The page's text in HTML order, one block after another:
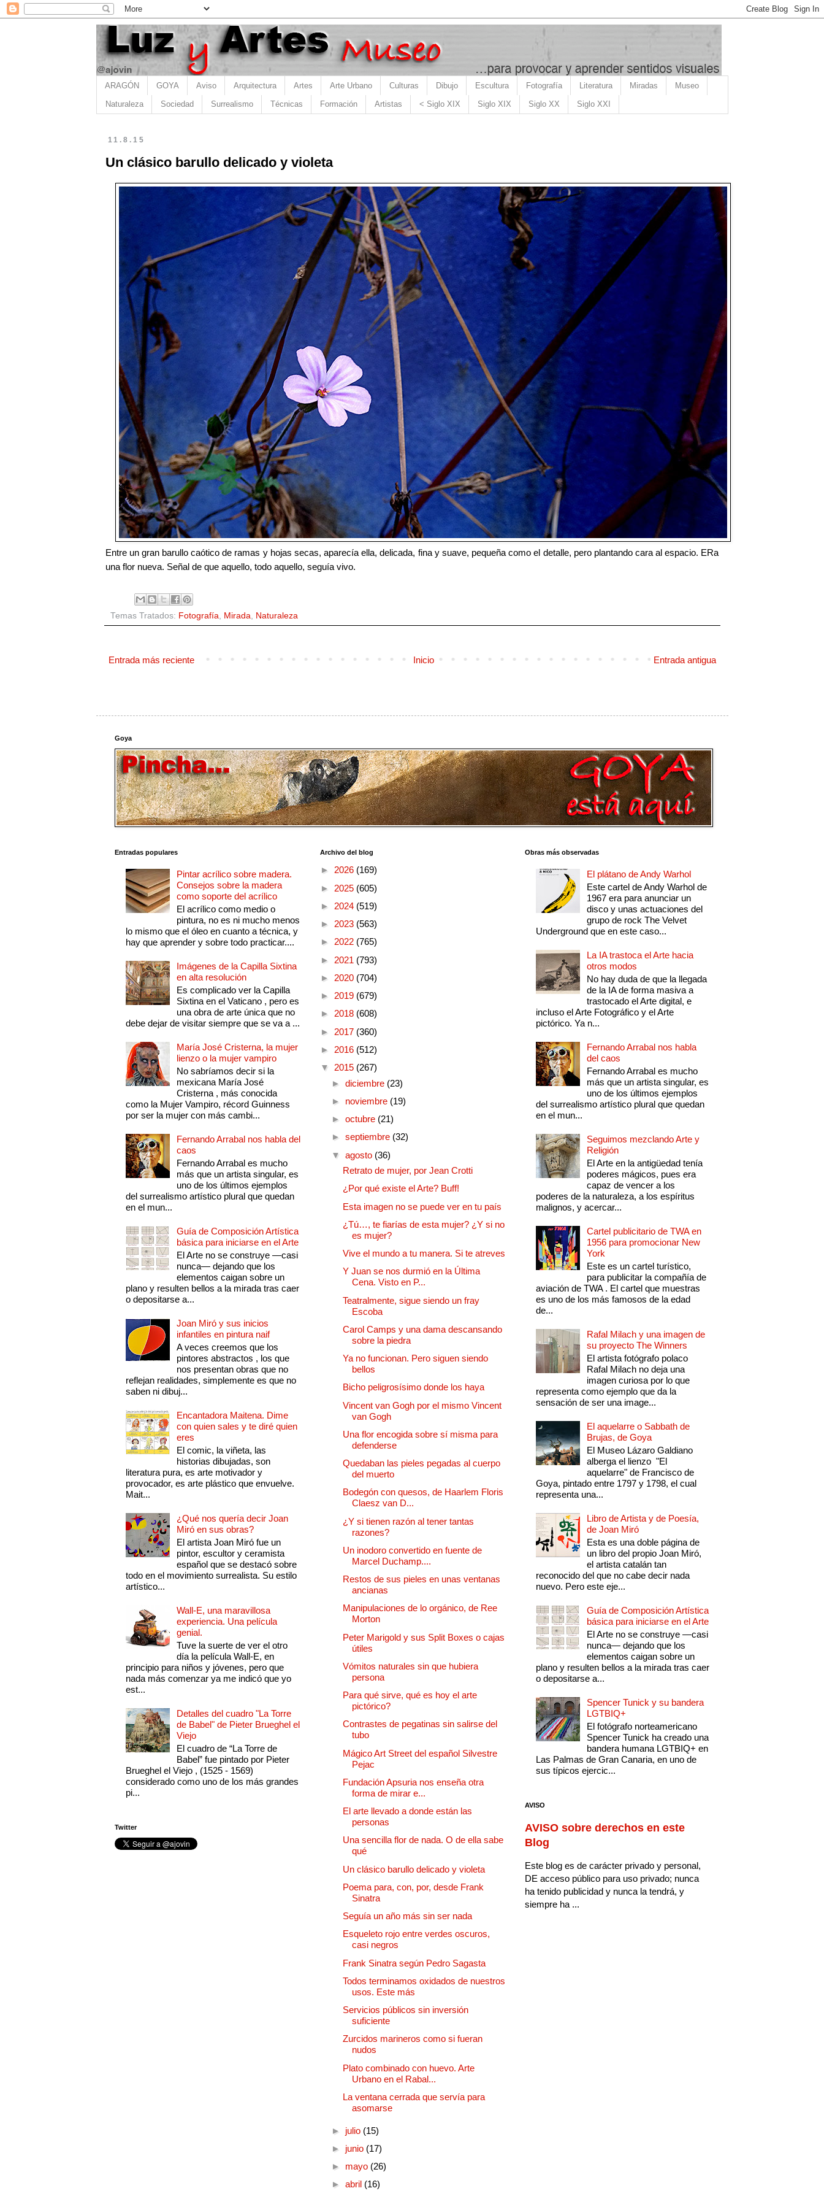
ARAGÓN GOYA Aviso Arquitectura Artes Arte Urbano Culturas Dibujo Escultura Fotografía Literatura Miradas Museo
Naturaleza Sociedad Surrealismo Técnicas Formación Artistas < Siglo XIX Siglo XIX Siglo XX Siglo XXI
11.8.15
Un clásico barullo delicado y violeta
Entre un gran barullo caótico de ramas y hojas secas, aparecía ella, delicada, fina y suave, pequeña como el detalle, pero plantando cara al espacio. ERa
una flor nueva. Señal de que aquello, todo aquello, seguía vivo.
Temas Tratados: Fotografía Mirada Naturaleza
Entrada más reciente Entrada antigua
Inicio
Goya
Entradas populares
Pintar acrílico sobre madera.
Consejos sobre la madera
como soporte del acrílico
El acrílico como medio o
pintura, no es ni mucho menos
lo mismo que el óleo en cuanto a técnica, y
hay que aprender y sobre todo practicar....
Imágenes de la Capilla Sixtina
en alta resolución
Es complicado ver la Capilla
Sixtina en el Vaticano , pero es
una obra de arte única que no
debe dejar de visitar siempre que se va a ...
María José Cristerna, la mujer
lienzo o la mujer vampiro
No sabríamos decir si la
mexicana María José
Cristerna , más conocida
como la Mujer Vampiro, récord Guinness
por ser la mujer con más cambi...
Fernando Arrabal nos habla del
caos
Fernando Arrabal es mucho
más que un artista singular, es
uno de los últimos ejemplos
del surrealismo artístico plural que quedan
en el mun...
Guía de Composición Artística
básica para iniciarse en el Arte
El Arte no se construye —casi
nunca— dejando que los
elementos caigan sobre un
plano y resulten bellos a la mirada tras caer
o depositarse a...
Joan Miró y sus inicios
infantiles en pintura naif
A veces creemos que los
pintores abstractos , los que
nos presentan obras que no
reflejan realidades, simplemente es que no
saben ni dibuj...
Encantadora Maitena. Dime
con quien sales y te diré quien
eres
El comic, la viñeta, las
historias dibujadas, son
literatura pura, es arte motivador y
provocador, es arte plástico que envuelve.
Mait...
¿Qué nos quería decir Joan
Miró en sus obras?
El artista Joan Miró fue un
pintor, escultor y ceramista
español que se destacó sobre
todo en el movimiento surrealista. Su estilo
artístico...
Wall-E, una maravillosa
experiencia. Una película
genial.
Tuve la suerte de ver el otro
día la película Wall-E, en
principio para niños y jóvenes, pero que
nada más comenzar ya me indicó que yo
est...
Detalles del cuadro "La Torre
de Babel" de Pieter Brueghel el
Viejo
El cuadro de “La Torre de
Babel” fue pintado por Pieter
Brueghel el Viejo , (1525 - 1569)
considerado como uno de los más grandes
pi...
Twitter
Archivo del blog
► 2026 (169)
► 2025 (605)
► 2024 (519)
► 2023 (563)
► 2022 (765)
► 2021 (793)
► 2020 (704)
► 2019 (679)
► 2018 (608)
► 2017 (360)
► 2016 (512)
▼ 2015 (267)
► diciembre (23)
► noviembre (19)
► octubre (21)
► septiembre (32)
▼ agosto (36)
Retrato de mujer, por Jean Crotti
¿Por qué existe el Arte? Buff!
Esta imagen no se puede ver en tu país
¿Tú…, te fiarías de esta mujer? ¿Y si no
es mujer?
Vive el mundo a tu manera. Si te atreves
Y Juan se nos durmió en la Última
Cena. Visto en P...
Teatralmente, sigue siendo un fray
Escoba
Carol Camps y una dama descansando
sobre la piedra
Ya no funcionan. Pero siguen siendo
bellos
Bicho peligrosísimo donde los haya
Vincent van Gogh por el mismo Vincent
van Gogh
Una flor encogida sobre sí misma para
defenderse
Quedaban las pieles pegadas al cuerpo
del muerto
Bodegón con quesos, de Haarlem Floris
Claesz van D...
¿Y si tienen razón al tener tantas
razones?
Un inodoro convertido en fuente de
Marcel Duchamp....
Restos de sus pieles en unas ventanas
ancianas
Manipulaciones de lo orgánico, de Ree
Morton
Peter Marigold y sus Split Boxes o cajas
útiles
Vómitos naturales sin que hubiera
persona
Para qué sirve, qué es hoy el arte
pictórico?
Contrastes de pegatinas sin salirse del
tubo
Mágico Art Street del español Silvestre
Pejac
Fundación Apsuria nos enseña otra
forma de mirar e...
El arte llevado a donde están las
personas
Una sencilla flor de nada. O de ella sabe
qué
Un clásico barullo delicado y violeta
Poema para, con, por, desde Frank
Sinatra
Seguía un año más sin ser nada
Esqueleto rojo entre verdes oscuros,
casi negros
Frank Sinatra según Pedro Sagasta
Todos terminamos oxidados de nuestros
usos. Este más
Servicios públicos sin inversión
suficiente
Zurcidos marineros como si fueran
nudos
Plato combinado con huevo. Arte
Urbano en el Rabal...
La ventana cerrada que servía para
asomarse
► julio (15)
► junio (17)
► mayo (26)
► abril (16)
Obras más observadas
El plátano de Andy Warhol
Este cartel de Andy Warhol de
1967 era para anunciar un
disco y unas actuaciones del
grupo de rock The Velvet
Underground que en este caso...
La IA trastoca el Arte hacia
otros modos
No hay duda de que la llegada
de la IA de forma masiva a
trastocado el Arte digital, e
incluso el Arte Fotográfico y el Arte
pictórico. Ya n...
Fernando Arrabal nos habla
del caos
Fernando Arrabal es mucho
más que un artista singular, es
uno de los últimos ejemplos
del surrealismo artístico plural que quedan
en el mun...
Seguimos mezclando Arte y
Religión
El Arte en la antigüedad tenía
poderes mágicos, pues era
capaz de vencer a los
poderes de la naturaleza, a los espíritus
malignos, y acercar...
Cartel publicitario de TWA en
1956 para promocionar New
York
Este es un cartel turístico,
para publicitar la compañía de
aviación de TWA . El cartel que muestras
es uno de los más famosos de la edad
de...
Rafal Milach y una imagen de
su proyecto The Winners
El artista fotógrafo polaco
Rafal Milach no deja una
imagen curiosa por lo que
representa como ejemplo que da la
sensación de ser una image...
El aquelarre o Sabbath de
Brujas, de Goya
El Museo Lázaro Galdiano
alberga el lienzo "El
aquelarre" de Francisco de
Goya, pintado entre 1797 y 1798, el cual
representa una...
Libro de Artista y de Poesía,
de Joan Miró
Esta es una doble página de
un libro del propio Joan Miró,
el artista catalán tan
reconocido del que no cabe decir nada
nuevo. Pero este eje...
Guía de Composición Artística
básica para iniciarse en el Arte
El Arte no se construye —casi
nunca— dejando que los
elementos caigan sobre un
plano y resulten bellos a la mirada tras caer
o depositarse a...
Spencer Tunick y su bandera
LGTBIQ+
El fotógrafo norteamericano
Spencer Tunick ha creado una
bandera humana LGTBIQ+ en
Las Palmas de Gran Canaria, en uno de
sus típicos ejercic...
AVISO
AVISO sobre derechos en este
Blog
Este blog es de carácter privado y personal,
DE acceso público para uso privado; nunca
ha tenido publicidad y nunca la tendrá, y
siempre ha ...